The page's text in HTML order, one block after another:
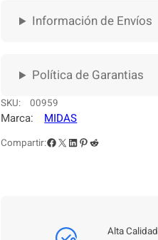
S
M
1
Información de Envíos
Política de Garantias
SKU: 00959
Marca: MIDAS
Compartir:Facebook X LinkedIn Pinterest Reddit
Alta Calidad